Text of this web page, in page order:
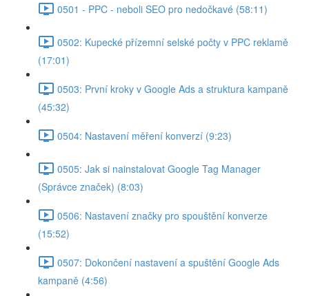
0501 - PPC - neboli SEO pro nedočkavé (58:11)
0502: Kupecké přízemní selské počty v PPC reklamě
(17:01)
0503: První kroky v Google Ads a struktura kampaně
(45:32)
0504: Nastavení měření konverzí (9:23)
0505: Jak si nainstalovat Google Tag Manager
(Správce značek) (8:03)
0506: Nastavení značky pro spouštění konverze
(15:52)
0507: Dokončení nastavení a spuštění Google Ads
kampaně (4:56)